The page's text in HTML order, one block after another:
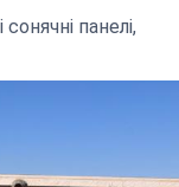
панелі,